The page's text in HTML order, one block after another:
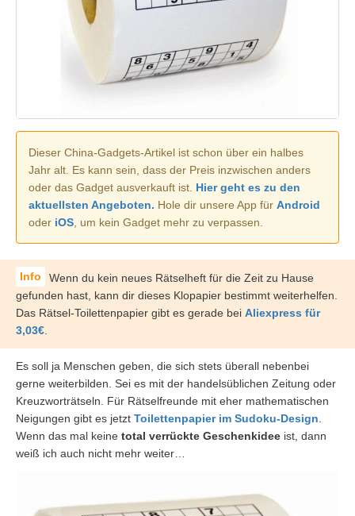
Dieser China-Gadgets-Artikel ist schon über ein halbes
Jahr alt. Es kann sein, dass der Preis inzwischen anders
oder das Gadget ausverkauft ist. Hier geht es zu den
aktuellsten Angeboten. Hole dir unsere App für Android
oder iOS, um kein Gadget mehr zu verpassen.
Wenn du kein neues Rätselheft für die Zeit zu Hause
gefunden hast, kann dir dieses Klopapier bestimmt weiterhelfen.
Das Rätsel-Toilettenpapier gibt es gerade bei Aliexpress für
3,03€.
Es soll ja Menschen geben, die sich stets überall nebenbei
gerne weiterbilden. Sei es mit der handelsüblichen Zeitung oder
Kreuzworträtseln. Für Rätselfreunde mit eher mathematischen
Neigungen gibt es jetzt Toilettenpapier im Sudoku-Design.
Wenn das mal keine total verrückte Geschenkidee ist, dann
weiß ich auch nicht mehr weiter…